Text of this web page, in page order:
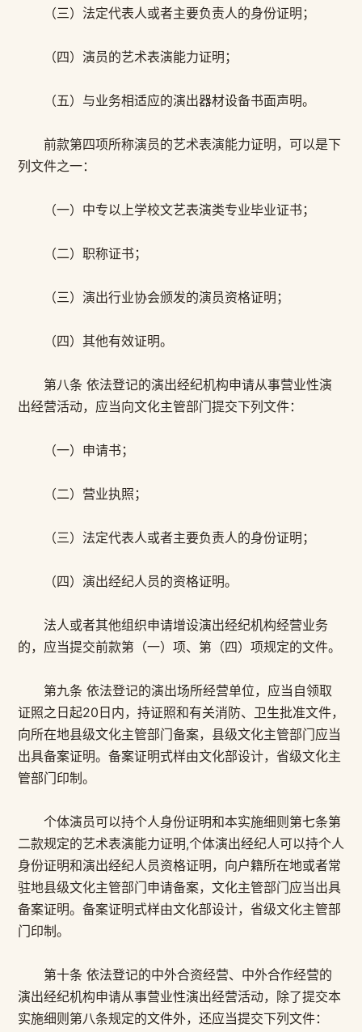
（三）法定代表人或者主要负责人的身份证明；
（四）演员的艺术表演能力证明；
（五）与业务相适应的演出器材设备书面声明。
前款第四项所称演员的艺术表演能力证明，可以是下
列文件之一：
（一）中专以上学校文艺表演类专业毕业证书；
（二）职称证书；
（三）演出行业协会颁发的演员资格证明；
（四）其他有效证明。
第八条 依法登记的演出经纪机构申请从事营业性演
出经营活动，应当向文化主管部门提交下列文件：
（一）申请书；
（二）营业执照；
（三）法定代表人或者主要负责人的身份证明；
（四）演出经纪人员的资格证明。
法人或者其他组织申请增设演出经纪机构经营业务
的，应当提交前款第（一）项、第（四）项规定的文件。
第九条 依法登记的演出场所经营单位，应当自领取
证照之日起20日内，持证照和有关消防、卫生批准文件，
向所在地县级文化主管部门备案，县级文化主管部门应当
出具备案证明。备案证明式样由文化部设计，省级文化主
管部门印制。
个体演员可以持个人身份证明和本实施细则第七条第
二款规定的艺术表演能力证明,个体演出经纪人可以持个人
身份证明和演出经纪人员资格证明，向户籍所在地或者常
驻地县级文化主管部门申请备案，文化主管部门应当出具
备案证明。备案证明式样由文化部设计，省级文化主管部
门印制。
第十条 依法登记的中外合资经营、中外合作经营的
演出经纪机构申请从事营业性演出经营活动，除了提交本
实施细则第八条规定的文件外，还应当提交下列文件：